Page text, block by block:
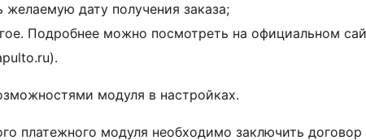
желаемую дату получения заказа;
Подробнее можно посмотреть на официальном
модуля в настройках.
платежного модуля необходимо заключить